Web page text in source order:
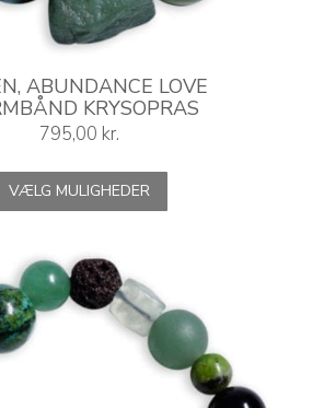
ABUNDANCE LOVE
KRYSOPRAS
795,00 kr.
VÆLG MULIGHEDER Dette
har
kan
vælges
på
varesiden